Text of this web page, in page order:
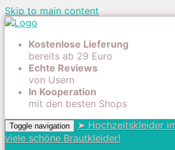
Skip to main content
Kostenlose Lieferung
bereits ab 29 Euro
Echte Reviews
von Usern
In Kooperation
mit den besten Shops
Toggle navigation
➤ Hochzeitskleider
viele schöne Brautkleider!